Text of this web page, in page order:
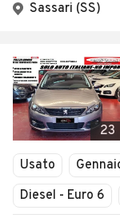
Sassari (SS)
23
Usato
Diesel - Euro 6